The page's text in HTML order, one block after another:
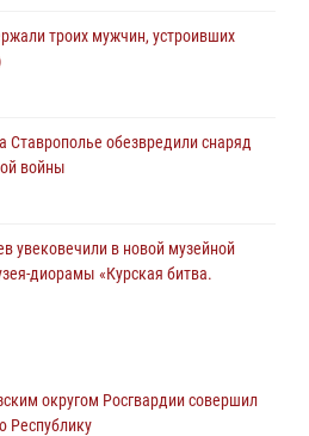
троих мужчин, устроивших
Ставрополье обезвредили снаряд
войны
увековечили в новой музейной
«Курская битва.
(видео)
округом Росгвардии совершил
Республику